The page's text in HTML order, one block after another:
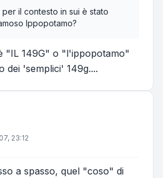
per il contesto in sui è stato
Ippopotamo?
"IL 149G" o "l'ippopotamo"
dei 'semplici' 149g....
23:12
a spasso, quel "coso" di